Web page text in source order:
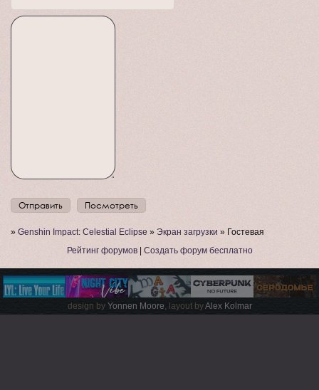
» Genshin Impact: Celestial Eclipse » Экран загрузки » Гостевая
Рейтинг форумов| Создать форум бесплатно
design by Yonnen Moore, layout byAlex Kolmar